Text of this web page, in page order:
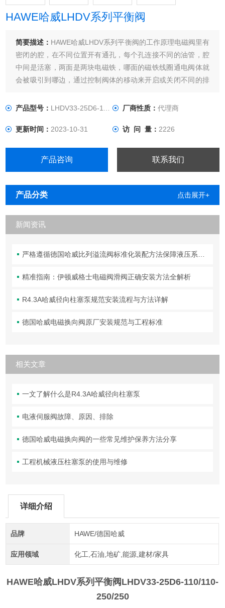
HAWE哈威LHDV系列平衡阀
简要描述： HAWE哈威LHDV系列平衡阀的工作原理电磁阀里有
密闭的腔，在不同位置开有通孔，每个孔连接不同的油管，腔
中间是活塞，两面是两块电磁铁，哪面的磁铁线圈通电阀体就
会被吸引到哪边，通过控制阀体的移动来开启或关闭不同的排
后通过油的压力来推动油缸的活塞，活塞又带动活塞杆，活塞
械运动
产品型号： LHDV33-25D6-110/110-250 厂商性质： 代理商
更新时间：2023-10-31 访 问 量： 2226
产品咨询 联系我们
产品分类 点击展开+
新闻资讯
严格遵循德国哈威比列溢流阀标准化装配方法保障液压系统压力调控精准可靠
精准指南：伊顿威格士电磁阀滑阀正确安装方法全解析
R4.3A哈威径向柱塞泵规范安装流程与方法详解
德国哈威电磁换向阀原厂安装规范与工程标准
相关文章
一文了解什么是R4.3A哈威径向柱塞泵
电液伺服阀故障、原因、排除
德国哈威电磁换向阀的一些常见维护保养方法分享
工程机械液压柱塞泵的使用与维修
详细介绍
品牌 HAWE/德国哈威
应用领域 化工,石油,地矿,能源,建材/家具
HAWE哈威LHDV系列平衡阀 LHDV33-25D6-110/110-
250/250